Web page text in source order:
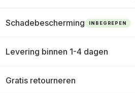
Schadebescherming INBEGREPEN
Levering binnen 1-4 dagen
Gratis retourneren